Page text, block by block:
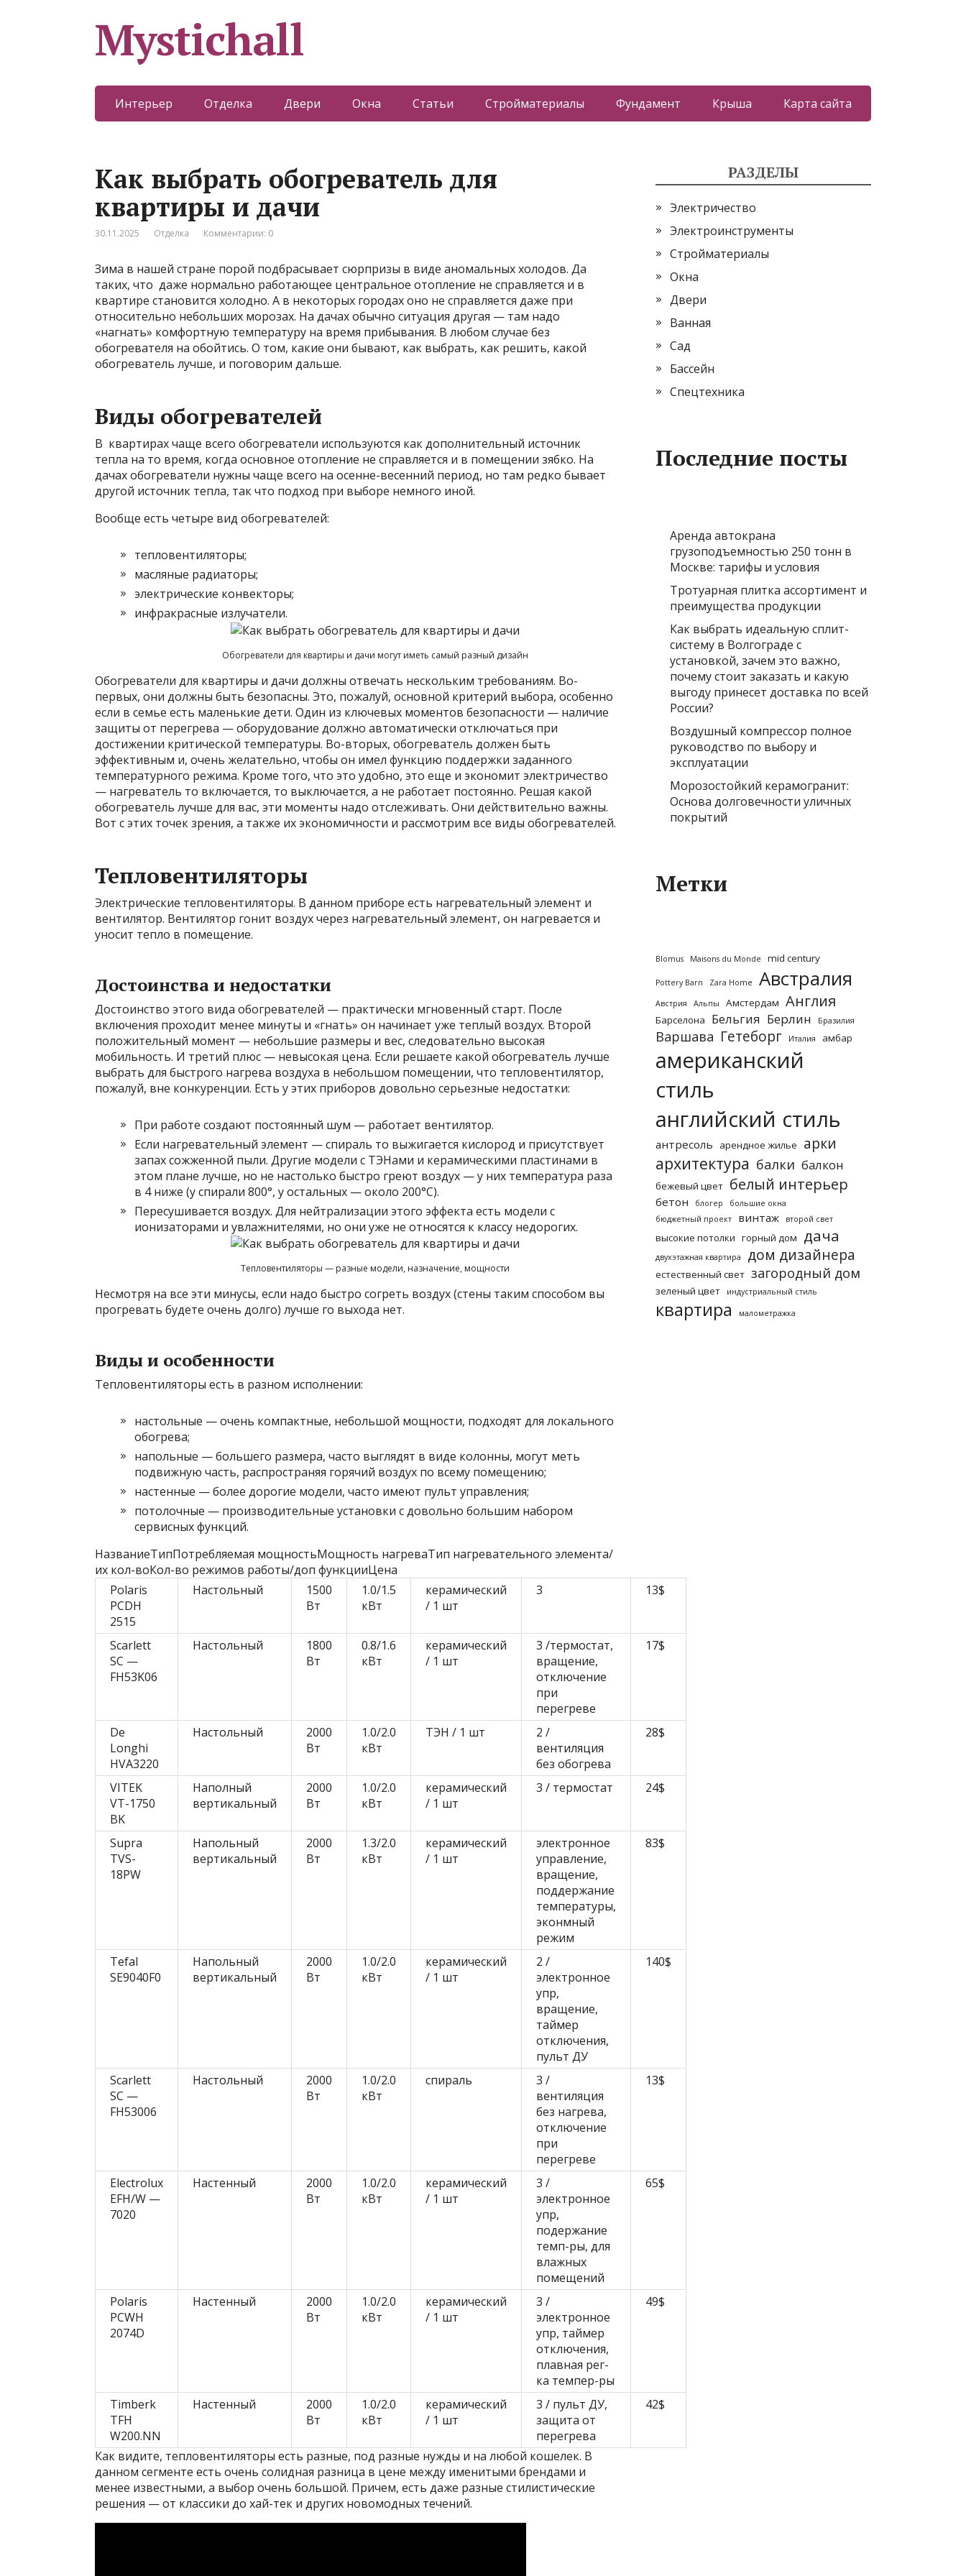
Mystichall
Интерьер Отделка Двери Окна Статьи Стройматериалы Фундамент Крыша Карта сайта
Как выбрать обогреватель для
квартиры и дачи
30.11.2025 Отделка Комментарии: 0
Зима в нашей стране порой подбрасывает сюрпризы в виде аномальных холодов. Да
таких, что даже нормально работающее центральное отопление не справляется и в
квартире становится холодно. А в некоторых городах оно не справляется даже при
относительно небольших морозах. На дачах обычно ситуация другая — там надо
«нагнать» комфортную температуру на время прибывания. В любом случае без
обогревателя на обойтись. О том, какие они бывают, как выбрать, как решить, какой
обогреватель лучше, и поговорим дальше.
Виды обогревателей
В квартирах чаще всего обогреватели используются как дополнительный источник
тепла на то время, когда основное отопление не справляется и в помещении зябко. На
дачах обогреватели нужны чаще всего на осенне-весенний период, но там редко бывает
другой источник тепла, так что подход при выборе немного иной.
Вообще есть четыре вид обогревателей:
тепловентиляторы;
масляные радиаторы;
электрические конвекторы;
инфракрасные излучатели.
Обогреватели для квартиры и дачи могут иметь самый разный дизайн
Обогреватели для квартиры и дачи должны отвечать нескольким требованиям. Во-
первых, они должны быть безопасны. Это, пожалуй, основной критерий выбора, особенно
если в семье есть маленькие дети. Один из ключевых моментов безопасности — наличие
защиты от перегрева — оборудование должно автоматически отключаться при
достижении критической температуры. Во-вторых, обогреватель должен быть
эффективным и, очень желательно, чтобы он имел функцию поддержки заданного
температурного режима. Кроме того, что это удобно, это еще и экономит электричество
— нагреватель то включается, то выключается, а не работает постоянно. Решая какой
обогреватель лучше для вас, эти моменты надо отслеживать. Они действительно важны.
Вот с этих точек зрения, а также их экономичности и рассмотрим все виды обогревателей.
Тепловентиляторы
Электрические тепловентиляторы. В данном приборе есть нагревательный элемент и
вентилятор. Вентилятор гонит воздух через нагревательный элемент, он нагревается и
уносит тепло в помещение.
Достоинства и недостатки
Достоинство этого вида обогревателей — практически мгновенный старт. После
включения проходит менее минуты и «гнать» он начинает уже теплый воздух. Второй
положительный момент — небольшие размеры и вес, следовательно высокая
мобильность. И третий плюс — невысокая цена. Если решаете какой обогреватель лучше
выбрать для быстрого нагрева воздуха в небольшом помещении, что тепловентилятор,
пожалуй, вне конкуренции. Есть у этих приборов довольно серьезные недостатки:
При работе создают постоянный шум — работает вентилятор.
Если нагревательный элемент — спираль то выжигается кислород и присутствует
запах сожженной пыли. Другие модели с ТЭНами и керамическими пластинами в
этом плане лучше, но не настолько быстро греют воздух — у них температура раза
в 4 ниже (у спирали 800°, у остальных — около 200°C).
Пересушивается воздух. Для нейтрализации этого эффекта есть модели с
ионизаторами и увлажнителями, но они уже не относятся к классу недорогих.
Тепловентиляторы — разные модели, назначение, мощности
Несмотря на все эти минусы, если надо быстро согреть воздух (стены таким способом вы
прогревать будете очень долго) лучше го выхода нет.
Виды и особенности
Тепловентиляторы есть в разном исполнении:
настольные — очень компактные, небольшой мощности, подходят для локального
обогрева;
напольные — большего размера, часто выглядят в виде колонны, могут меть
подвижную часть, распространяя горячий воздух по всему помещению;
настенные — более дорогие модели, часто имеют пульт управления;
потолочные — производительные установки с довольно большим набором
сервисных функций.
НазваниеТипПотребляемая мощностьМощность нагреваТип нагревательного элемента/
их кол-воКол-во режимов работы/доп функцииЦена
Polaris
PCDH
2515
Настольный
1500
Вт
1.0/1.5
кВт
керамический
/ 1 шт
3 13$
Scarlett
SC —
FH53K06
Настольный
1800
Вт
0.8/1.6
кВт
керамический
/ 1 шт
3 /термостат,
вращение,
отключение
при
перегреве
17$
De
Longhi
HVA3220
Настольный
2000
Вт
1.0/2.0
кВт
ТЭН / 1 шт
2 /
вентиляция
без обогрева
28$
VITEK
VT-1750
BK
Наполный
вертикальный
2000
Вт
1.0/2.0
кВт
керамический
/ 1 шт
3 / термостат 24$
Supra
TVS-
18РW
Напольный
вертикальный
2000
Вт
1.3/2.0
кВт
керамический
/ 1 шт
электронное
управление,
вращение,
поддержание
температуры,
эконмный
режим
83$
Tefal
SE9040F0
Напольный
вертикальный
2000
Вт
1.0/2.0
кВт
керамический
/ 1 шт
2 /
электронное
упр,
вращение,
таймер
отключения,
пульт ДУ
140$
Scarlett
SC —
FH53006
Настольный
2000
Вт
1.0/2.0
кВт
спираль
3 /
вентиляция
без нагрева,
отключение
при
перегреве
13$
Electrolux
EFH/W —
7020
Настенный
2000
Вт
1.0/2.0
кВт
керамический
/ 1 шт
3 /
электронное
упр,
подержание
темп-ры, для
влажных
помещений
65$
Polaris
PCWH
2074D
Настенный
2000
Вт
1.0/2.0
кВт
керамический
/ 1 шт
3 /
электронное
упр, таймер
отключения,
плавная рег-
ка темпер-ры
49$
Timberk
TFH
W200.NN
Настенный
2000
Вт
1.0/2.0
кВт
керамический
/ 1 шт
3 / пульт ДУ,
защита от
перегрева
42$
Как видите, тепловентиляторы есть разные, под разные нужды и на любой кошелек. В
данном сегменте есть очень солидная разница в цене между именитыми брендами и
менее известными, а выбор очень большой. Причем, есть даже разные стилистические
решения — от классики до хай-тек и других новомодных течений.
РАЗДЕЛЫ
Электричество
Электроинструменты
Стройматериалы
Окна
Двери
Ванная
Сад
Бассейн
Спецтехника
Последние посты
Аренда автокрана
грузоподъемностью 250 тонн в
Москве: тарифы и условия
Тротуарная плитка ассортимент и
преимущества продукции
Как выбрать идеальную сплит-
систему в Волгограде с
установкой, зачем это важно,
почему стоит заказать и какую
выгоду принесет доставка по всей
России?
Воздушный компрессор полное
руководство по выбору и
эксплуатации
Морозостойкий керамогранит:
Основа долговечности уличных
покрытий
Метки
Blomus Maisons du Monde mid century
Pottery Barn Zara Home Австралия
Австрия Альпы Амстердам Англия
Барселона Бельгия Берлин Бразилия
Варшава Гетеборг Италия амбар
американский
стиль
английский стиль
антресоль арендное жилье арки
архитектура балки балкон
бежевый цвет белый интерьер
бетон блогер
большие окна
бюджетный проект
винтаж второй свет
высокие потолки горный дом дача
двухэтажная квартира дом дизайнера
естественный свет загородный дом
зеленый цвет индустриальный стиль
квартира малометражка